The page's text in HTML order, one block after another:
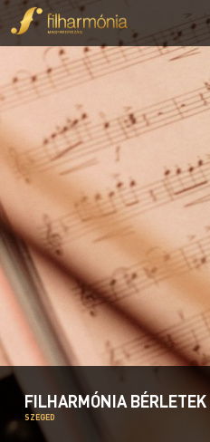
FILHARMÓNIA BÉRLETEK
SZEGED